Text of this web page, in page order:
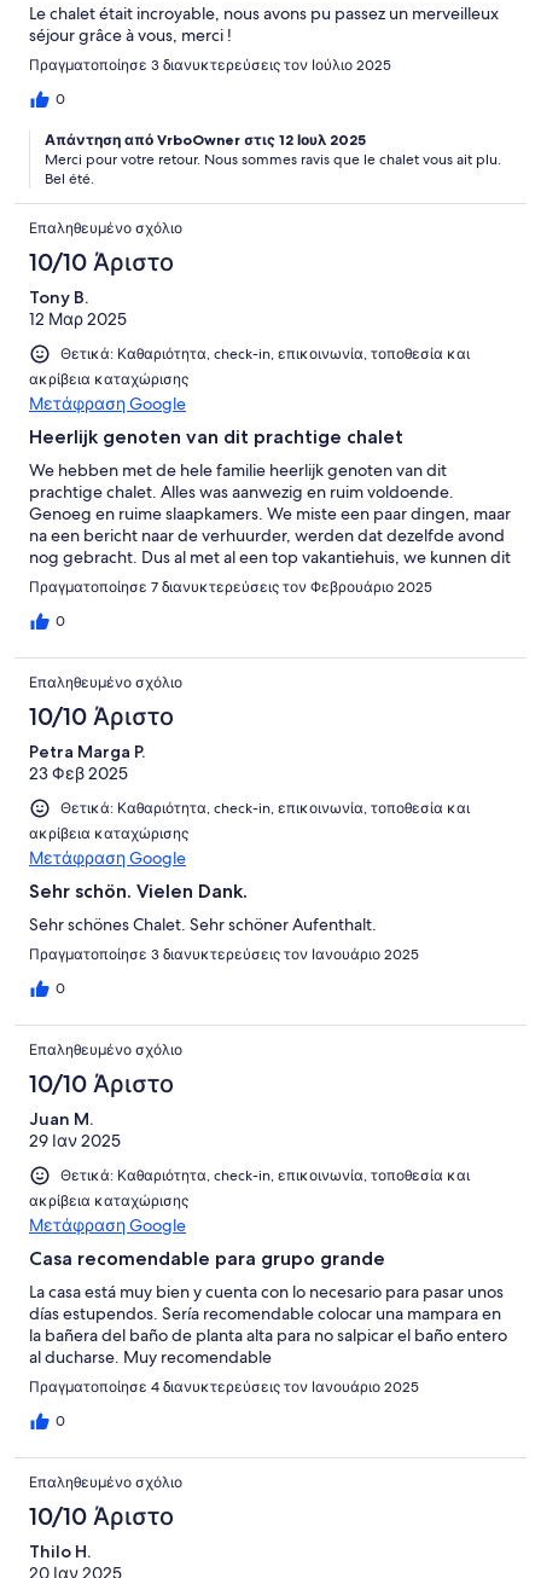
Le chalet était incroyable, nous avons pu passez un merveilleux
séjour grâce à vous, merci !
Πραγματοποίησε 3 διανυκτερεύσεις τον Ιούλιο 2025
0
Απάντηση από VrboOwner στις 12 Ιουλ 2025
Merci pour votre retour. Nous sommes ravis que le chalet vous ait plu.
Bel été.
Επαληθευμένο σχόλιο
10/10 Άριστο
Tony B.
12 Μαρ 2025
Θετικά: Καθαριότητα, check-in, επικοινωνία, τοποθεσία και
ακρίβεια καταχώρισης
Μετάφραση Google
Heerlijk genoten van dit prachtige chalet
We hebben met de hele familie heerlijk genoten van dit
prachtige chalet. Alles was aanwezig en ruim voldoende.
Genoeg en ruime slaapkamers. We miste een paar dingen, maar
na een bericht naar de verhuurder, werden dat dezelfde avond
nog gebracht. Dus al met al een top vakantiehuis, we kunnen dit
zeer aanraden.
Πραγματοποίησε 7 διανυκτερεύσεις τον Φεβρουάριο 2025
0
Επαληθευμένο σχόλιο
10/10 Άριστο
Petra Marga P.
23 Φεβ 2025
Θετικά: Καθαριότητα, check-in, επικοινωνία, τοποθεσία και
ακρίβεια καταχώρισης
Μετάφραση Google
Sehr schön. Vielen Dank.
Sehr schönes Chalet. Sehr schöner Aufenthalt.
Πραγματοποίησε 3 διανυκτερεύσεις τον Ιανουάριο 2025
0
Επαληθευμένο σχόλιο
10/10 Άριστο
Juan M.
29 Ιαν 2025
Θετικά: Καθαριότητα, check-in, επικοινωνία, τοποθεσία και
ακρίβεια καταχώρισης
Μετάφραση Google
Casa recomendable para grupo grande
La casa está muy bien y cuenta con lo necesario para pasar unos
días estupendos. Sería recomendable colocar una mampara en
la bañera del baño de planta alta para no salpicar el baño entero
al ducharse. Muy recomendable
Πραγματοποίησε 4 διανυκτερεύσεις τον Ιανουάριο 2025
0
Επαληθευμένο σχόλιο
10/10 Άριστο
Thilo H.
20 Ιαν 2025